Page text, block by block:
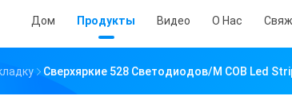
Дом Продукты Видео О Нас
Сверхяркие 528 Светодиодов/M COB Led